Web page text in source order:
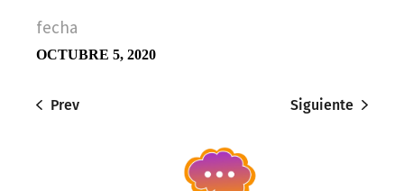
fecha
OCTUBRE 5, 2020
Prev Siguiente